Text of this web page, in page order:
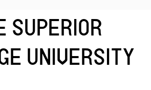
SUPERIOR
UNIVERSITY